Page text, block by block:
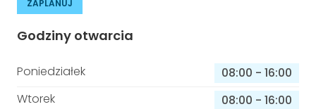
ZAPLANUJ
Godziny otwarcia
Poniedziałek 08:00 - 16:00
Wtorek
08:00 - 16:00